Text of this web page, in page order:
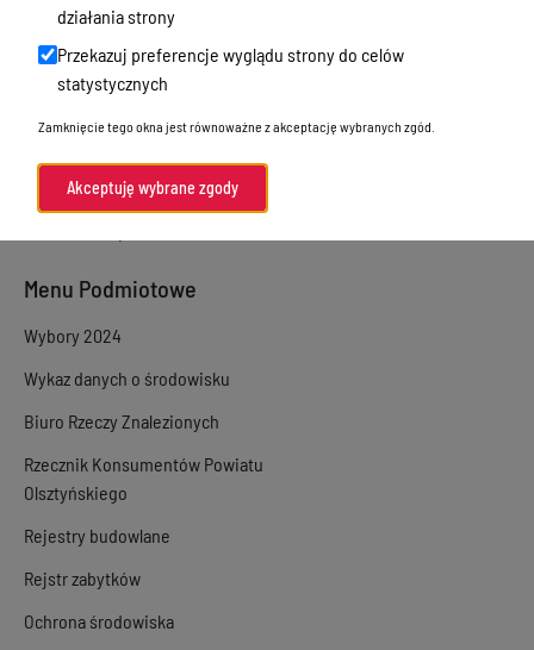
Oświadczenia majątkowe
e-Puap/ e-Doręczenia
Akty prawne
Menu Podmiotowe
Wybory 2024
Wykaz danych o środowisku
Biuro Rzeczy Znalezionych
Rzecznik Konsumentów Powiatu
Olsztyńskiego
Rejestry budowlane
Rejstr zabytków
Ochrona środowiska
działania strony
Przekazuj preferencje wyglądu strony do celów
statystycznych
Zamknięcie tego okna jest równoważne z akceptację wybranych zgód.
Akceptuję wybrane zgody